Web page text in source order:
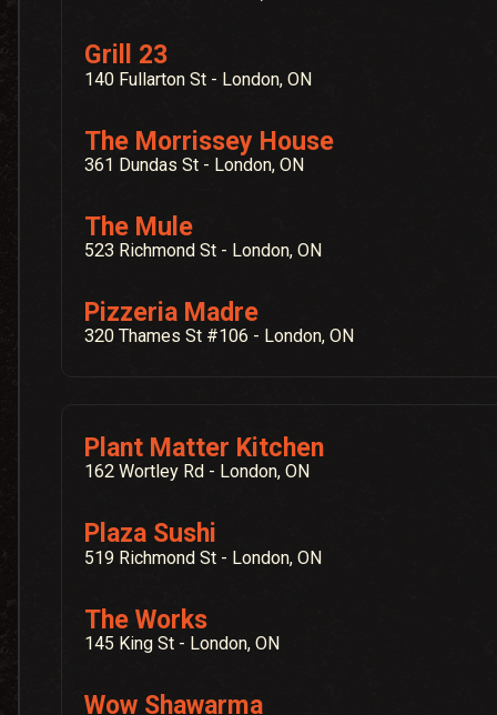
Grill 23
140 Fullarton St - London, ON
The Morrissey House
361 Dundas St - London, ON
The Mule
523 Richmond St - London, ON
Pizzeria Madre
320 Thames St #106 - London, ON
Plant Matter Kitchen
162 Wortley Rd - London, ON
Plaza Sushi
519 Richmond St - London, ON
The Works
145 King St - London, ON
Wow Shawarma